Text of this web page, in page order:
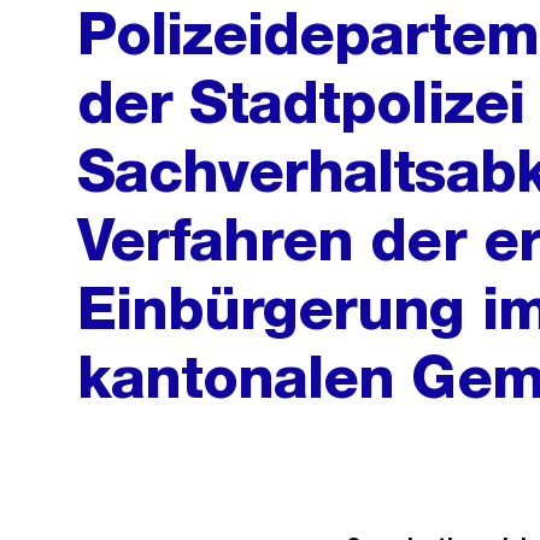
der Stadtpolizei
Verfahren der
Einbürgerung
kantonalen